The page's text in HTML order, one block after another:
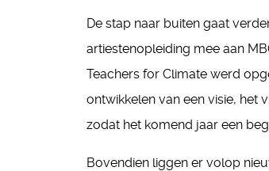
De stap naar buiten gaat
artiestenopleiding mee aan
Teachers for Climate werd
ontwikkelen van een visie, het
zodat het komend jaar een
Bovendien liggen er volop